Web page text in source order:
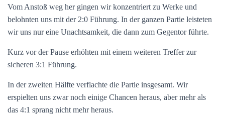
Vom Anstoß weg her gingen wir konzentriert zu Werke und
belohnten uns mit der 2:0 Führung. In der ganzen Partie leisteten
wir uns nur eine Unachtsamkeit, die dann zum Gegentor führte.
Kurz vor der Pause erhöhten mit einem weiteren Treffer zur
sicheren 3:1 Führung.
In der zweiten Hälfte verflachte die Partie insgesamt. Wir
erspielten uns zwar noch einige Chancen heraus, aber mehr als
das 4:1 sprang nicht mehr heraus.